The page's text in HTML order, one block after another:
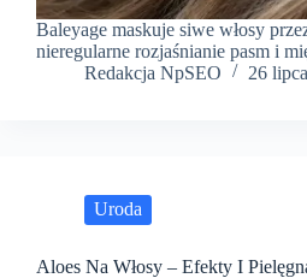
Baleyage maskuje siwe włosy
nieregularne rozjaśnianie pasm i
Redakcja NpSEO
26
Uroda
Aloes Na Włosy – Efekty I